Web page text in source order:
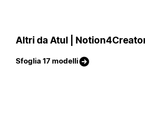
Altri da Atul |
Sfoglia 17 modelli